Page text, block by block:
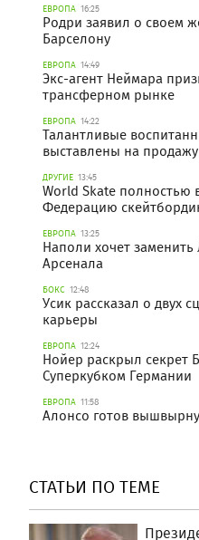
ЕВРОПА 16:25
Родри заявил о своем
Барселону
ЕВРОПА 14:49
Экс-агент Неймара
трансферном рынке
ЕВРОПА 14:22
Талантливые
выставлены на продажу
ДРУГИЕ 13:45
World Skate полностью
Федерацию
ЕВРОПА 13:25
Наполи хочет заменить
Арсенала
БОКС 12:48
Усик рассказал о двух
карьеры
ЕВРОПА 12:24
Нойер раскрыл секрет
Суперкубком Германии
ЕВРОПА 11:58
Алонсо готов
СТАТЬИ ПО ТЕМЕ